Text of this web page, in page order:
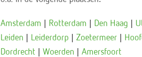
Amsterdam Rotterdam Den Haag
Leiden
Leiderdorp Zoetermeer
Dordrecht
Woerden Amersfoort